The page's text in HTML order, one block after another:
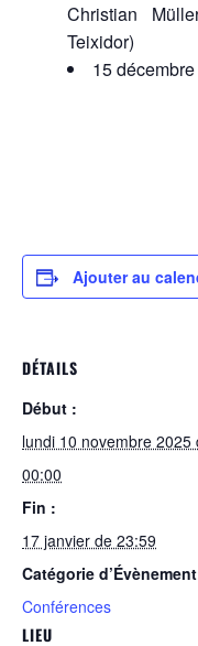
Christian
Teixidor)
15
Ajouter au
DÉTAILS
Début :
lundi 10 novembre 2025
00:00
Fin :
17 janvier de 23:59
Catégorie
Conférences
LIEU